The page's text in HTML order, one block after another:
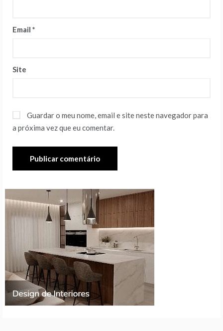
Email *
Site
Guardar o meu nome, email e site neste navegador para
a próxima vez que eu comentar.